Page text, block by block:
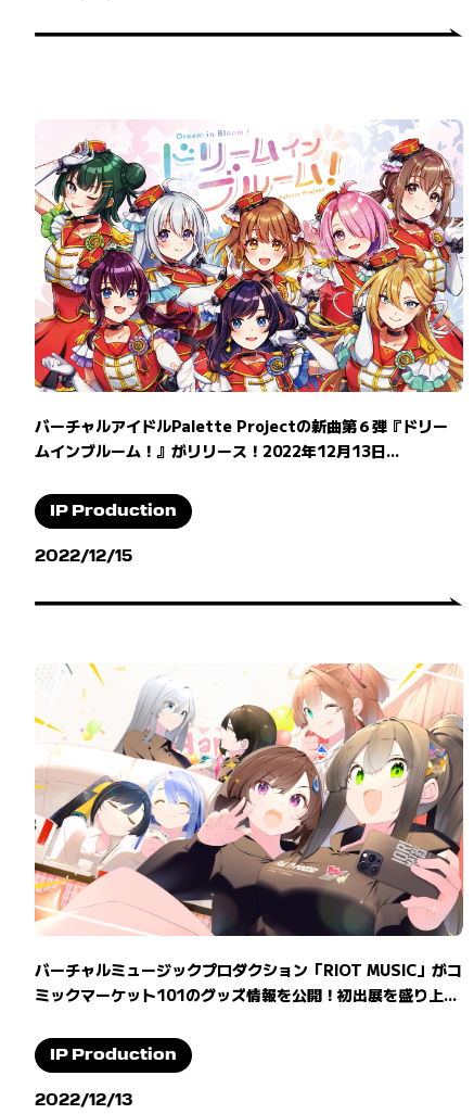
バーチャルアイドルPalette Projectの新曲第６弾『ドリー
ムインブルーム！』がリリース！2022年12月13日...
IP Production
2022/12/15
バーチャルミュージックプロダクション「RIOT MUSIC」がコ
ミックマーケット101のグッズ情報を公開！初出展を盛り上...
IP Production
2022/12/13